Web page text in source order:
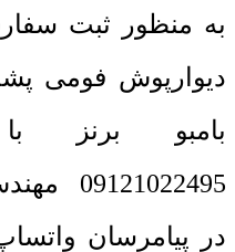
به منظور ثبت
دیوارپوش فومی
بامبو برنز
در پیامرسان